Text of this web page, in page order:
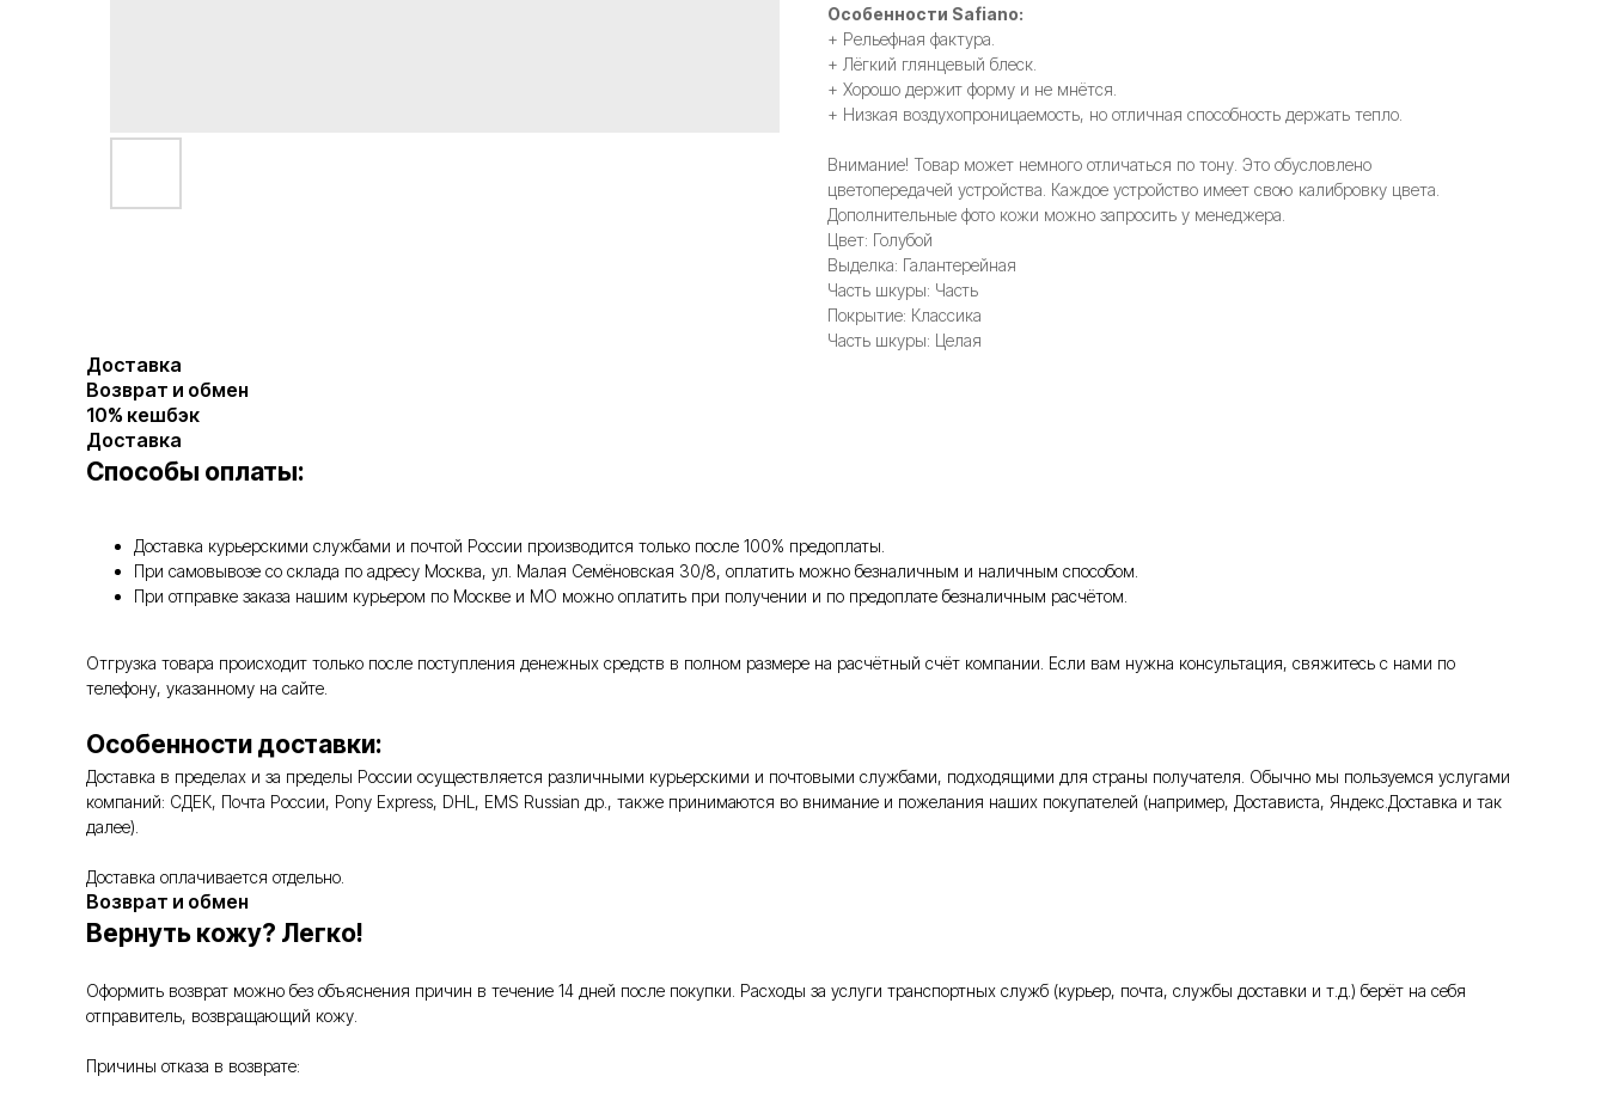
Особенности Safiano:
+ Рельефная фактура.
+ Лёгкий глянцевый блеск.
+ Хорошо держит форму и не мнётся.
+ Низкая воздухопроницаемость, но отличная способность держать тепло.
Внимание! Товар может немного отличаться по тону. Это обусловлено
цветопередачей устройства. Каждое устройство имеет свою калибровку цвета.
Дополнительные фото кожи можно запросить у менеджера.
Цвет: Голубой
Выделка: Галантерейная
Часть шкуры: Часть
Покрытие: Классика
Часть шкуры: Целая
Доставка
Возврат и обмен
10% кешбэк
Доставка
Способы оплаты:
Доставка курьерскими службами и почтой России производится только после 100% предоплаты.
При самовывозе со склада по адресу Москва, ул. Малая Семёновская 30/8, оплатить можно безналичным и наличным способом.
При отправке заказа нашим курьером по Москве и МО можно оплатить при получении и по предоплате безналичным расчётом.
Отгрузка товара происходит только после поступления денежных средств в полном размере на расчётный счёт компании. Если вам нужна консультация, свяжитесь с нами по
телефону, указанному на сайте.
Особенности доставки:
Доставка в пределах и за пределы России осуществляется различными курьерскими и почтовыми службами, подходящими для страны получателя. Обычно мы пользуемся услугами
компаний: СДЕК, Почта России, Pony Express, DHL, EMS Russian др., также принимаются во внимание и пожелания наших покупателей (например, Достависта, Яндекс.Доставка и так
далее).
Доставка оплачивается отдельно.
Возврат и обмен
Вернуть кожу? Легко!
Оформить возврат можно без объяснения причин в течение 14 дней после покупки. Расходы за услуги транспортных служб (курьер, почта, службы доставки и т.д.) берёт на себя
отправитель, возвращающий кожу.
Причины отказа в возврате: